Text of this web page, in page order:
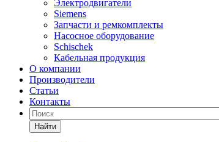
Электродвигатели
Siemens
Запчасти и ремкомплекты
Насосное оборудование
Schischek
Кабельная продукция
О компании
Производители
Статьи
Контакты
Найти